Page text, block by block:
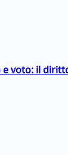
voto: il